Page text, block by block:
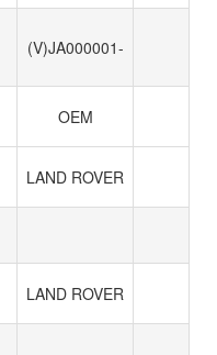
(V)JA000001-
OEM
LAND ROVER
LAND ROVER